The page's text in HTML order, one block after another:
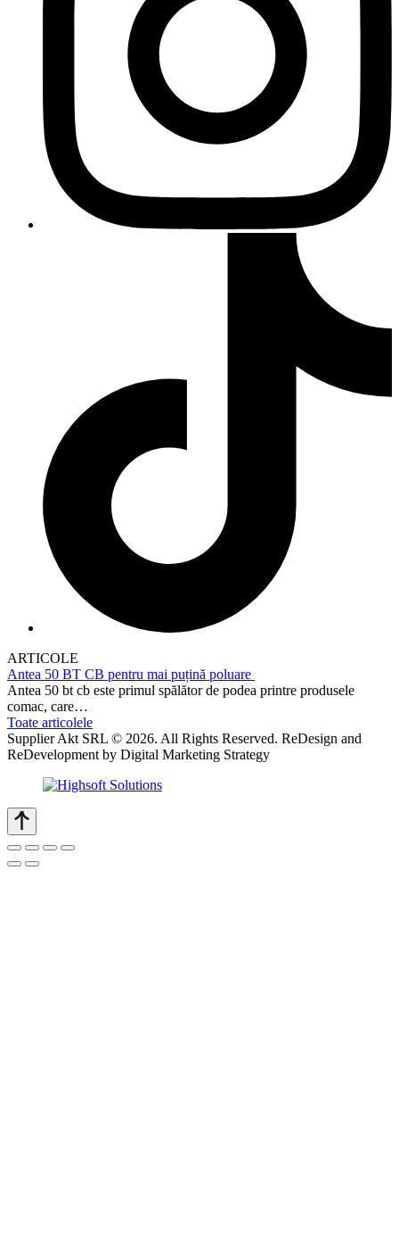
ARTICOLE
Antea 50 BT CB pentru mai puțină poluare
Antea 50 bt cb este primul spălător de podea printre produsele
comac, care…
Toate articolele
Supplier Akt SRL © 2026. All Rights Reserved. ReDesign and
ReDevelopment by Digital Marketing Strategy